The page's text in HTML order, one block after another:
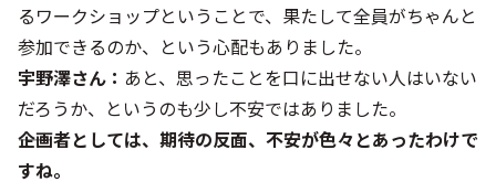
るワークショップということで、果たして全員がちゃんと
参加できるのか、という心配もありました。
宇野澤さん： あと、思ったことを口に出せない人はいない
だろうか、というのも少し不安ではありました。
――企画者としては、期待の反面、不安が色々とあったわけで
すね。